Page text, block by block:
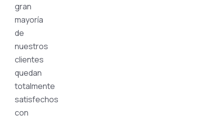
gran
mayoría
de
nuestros
clientes
quedan
totalmente
satisfechos
con